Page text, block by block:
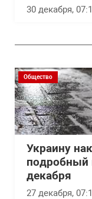
30 декабря,
Общество
Украину
подробный
декабря
27 декабря,